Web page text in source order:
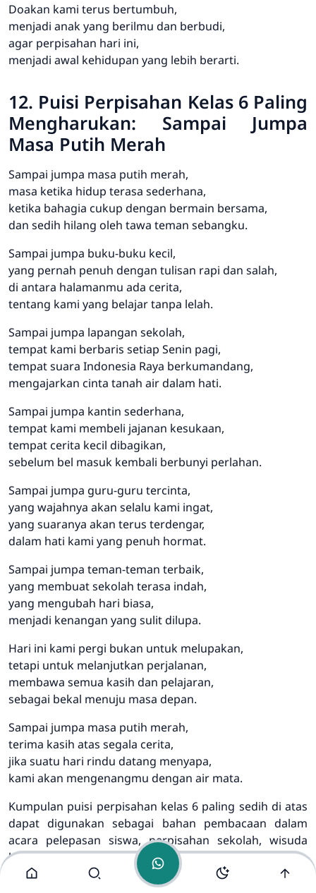
Admin
Doakan kami terus bertumbuh,
menjadi anak yang berilmu dan berbudi,
agar perpisahan hari ini,
menjadi awal kehidupan yang lebih berarti.
12. Puisi Perpisahan Kelas 6 Paling
Mengharukan: Sampai Jumpa
Masa Putih Merah
Sampai jumpa masa putih merah,
masa ketika hidup terasa sederhana,
ketika bahagia cukup dengan bermain bersama,
dan sedih hilang oleh tawa teman sebangku.
Sampai jumpa buku-buku kecil,
yang pernah penuh dengan tulisan rapi dan salah,
di antara halamanmu ada cerita,
tentang kami yang belajar tanpa lelah.
Sampai jumpa lapangan sekolah,
tempat kami berbaris setiap Senin pagi,
tempat suara Indonesia Raya berkumandang,
mengajarkan cinta tanah air dalam hati.
Sampai jumpa kantin sederhana,
tempat kami membeli jajanan kesukaan,
tempat cerita kecil dibagikan,
sebelum bel masuk kembali berbunyi perlahan.
Sampai jumpa guru-guru tercinta,
yang wajahnya akan selalu kami ingat,
yang suaranya akan terus terdengar,
dalam hati kami yang penuh hormat.
Sampai jumpa teman-teman terbaik,
yang membuat sekolah terasa indah,
yang mengubah hari biasa,
menjadi kenangan yang sulit dilupa.
Hari ini kami pergi bukan untuk melupakan,
tetapi untuk melanjutkan perjalanan,
membawa semua kasih dan pelajaran,
sebagai bekal menuju masa depan.
Sampai jumpa masa putih merah,
terima kasih atas segala cerita,
jika suatu hari rindu datang menyapa,
kami akan mengenangmu dengan air mata.
Kumpulan puisi perpisahan kelas 6 paling sedih di atas
dapat digunakan sebagai bahan pembacaan dalam
acara pelepasan siswa, perpisahan sekolah, wisuda
kelas 6, maupun tugas puisi bertema sekolah. Setiap
puisi menggambarkan perasaan haru seorang siswa